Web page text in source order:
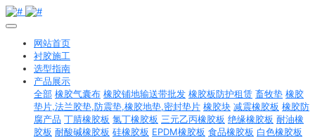
网站首页
衬胶施工
选型指南
产品展示
全部 橡胶气囊布 橡胶铺地输送带批发 橡胶板防护租赁 畜牧垫 橡胶
垫片,法兰胶垫,防震垫,橡胶地垫,密封垫片 橡胶块 减震橡胶板 橡胶防
腐产品 丁腈橡胶板 氯丁橡胶板 三元乙丙橡胶板 绝缘橡胶板 耐油橡
胶板 耐酸碱橡胶板 硅橡胶板 EPDM橡胶板 食品橡胶板 白色橡胶板